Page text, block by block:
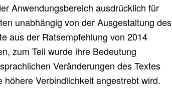
Anwendungsbereich ausdrücklich für
unabhängig von der Ausgestaltung des
aus der Ratsempfehlung von 2014
zum Teil wurde ihre Bedeutung
Veränderungen des Textes
Verbindlichkeit angestrebt wird.